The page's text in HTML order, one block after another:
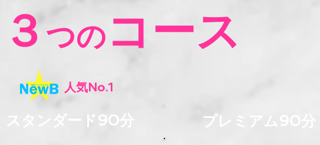
３つの コース
人気No.1
​スタンダード90分 ​プレミアム90分